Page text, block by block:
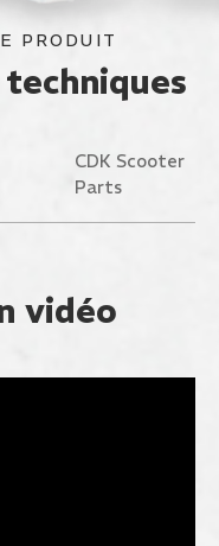
PRODUIT
CDK Scooter
Parts
vidéo